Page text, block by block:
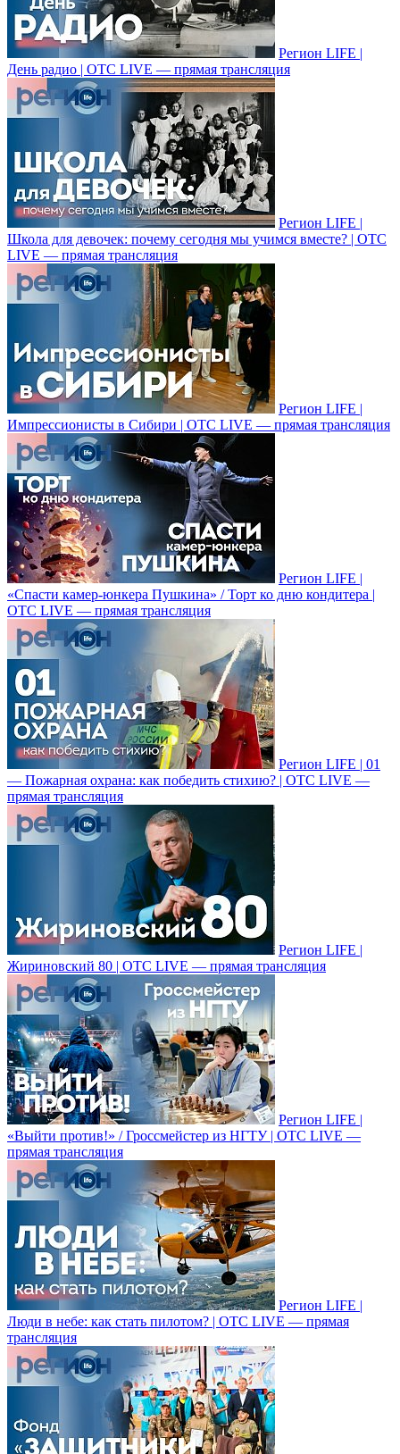
Регион LIFE |
День радио | ОТС LIVE — прямая трансляция
Регион LIFE |
Школа для девочек: почему сегодня мы учимся вместе? | ОТС
LIVE — прямая трансляция
Регион LIFE |
Импрессионисты в Cибири | ОТС LIVE — прямая трансляция
Регион LIFE |
«Спасти камер-юнкера Пушкина» / Торт ко дню кондитера |
ОТС LIVE — прямая трансляция
Регион LIFE | 01
— Пожарная охрана: как победить стихию? | ОТС LIVE —
прямая трансляция
Регион LIFE |
Жириновский 80 | ОТС LIVE — прямая трансляция
Регион LIFE |
«Выйти против!» / Гроссмейстер из НГТУ | ОТС LIVE —
прямая трансляция
Регион LIFE |
Люди в небе: как стать пилотом? | ОТС LIVE — прямая
трансляция